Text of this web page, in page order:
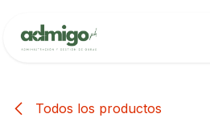
Todos los productos